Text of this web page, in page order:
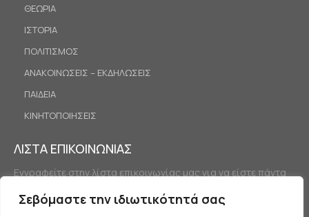
Σεβόμαστε την ιδιωτικότητά σας
ΘΕΩΡΙΑ
ΙΣΤΟΡΙΑ
ΠΟΛΙΤΙΣΜΟΣ
ΑΝΑΚΟΙΝΩΣΕΙΣ – ΕΚΔΗΛΩΣΕΙΣ
ΠΑΙΔΕΙΑ
ΚΙΝΗΤΟΠΟΙΗΣΕΙΣ
ΛΙΣΤΑ ΕΠΙΚΟΙΝΩΝΙΑΣ
Εγγραφείτε στην λίστα επικοινωνίας μας για να είστε πάντα